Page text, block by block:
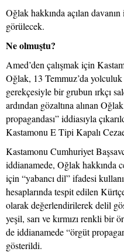
Oğlak hakkında açılan
görülecek.
Ne olmuştu?
Amed’den çalışmak için
Oğlak, 13 Temmuz’da
gerekçesiyle bir grubun ırkçı
ardından gözaltına alınan
propagandası” iddiasıyla
Kastamonu E Tipi Kapalı
Kastamonu Cumhuriyet
iddianamede, Oğlak hakkında
için “yabancı dil” ifadesi
hesaplarında tespit edilen
olarak değerlendirilerek delil
yeşil, sarı ve kırmızı renkli bir
de iddianamede “örgüt
gösterildi.